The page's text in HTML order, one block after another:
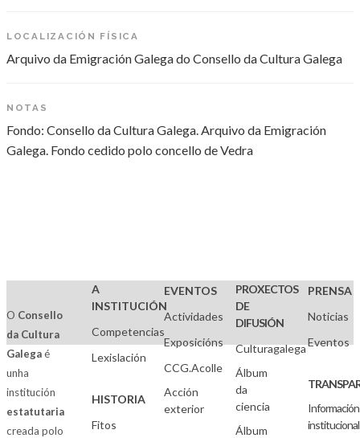
LOCALIZACIÓN FÍSICA
Arquivo da Emigración Galega do Consello da Cultura Galega
NOTAS
Fondo: Consello da Cultura Galega. Arquivo da Emigración
Galega. Fondo cedido polo concello de Vedra
O Consello
da Cultura
Galegaé
unha
institución
estatutaria
creada polo
A
INSTITUCIÓN
Competencias
Lexislación
HISTORIA
Fitos
EVENTOS
Actividades
Exposicións
CCG.Acolle
Acción
exterior
PROXECTOS
DE
DIFUSIÓN
Culturagalega
Álbum
da
ciencia
Álbum
PRENSA
Noticias
Eventos
Información
institucional